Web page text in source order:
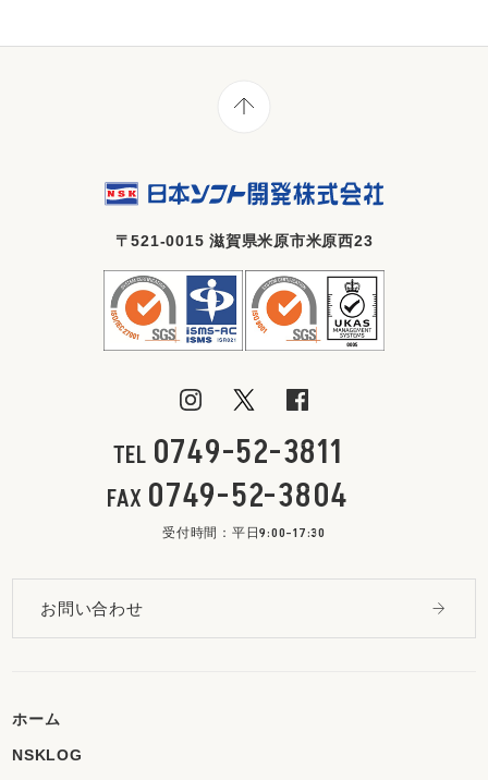
〒521-0015 滋賀県米原市米原西23
TEL 0749-52-3811
FAX 0749-52-3804
受付時間：平日9:00-17:30
お問い合わせ
ホーム
NSKLOG